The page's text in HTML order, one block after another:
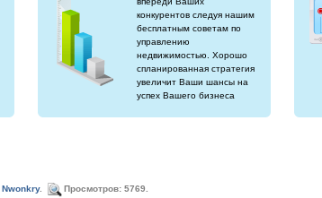
конкурентов следуя нашим
бесплатным советам по
управлению
недвижимостью. Хорошо
спланированная стратегия
увеличит Ваши шансы на
успех Вашего бизнеса
Nwonkry.
Просмотров: 5769.